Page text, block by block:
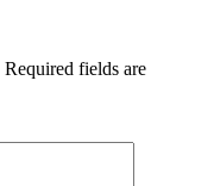
Required fields are